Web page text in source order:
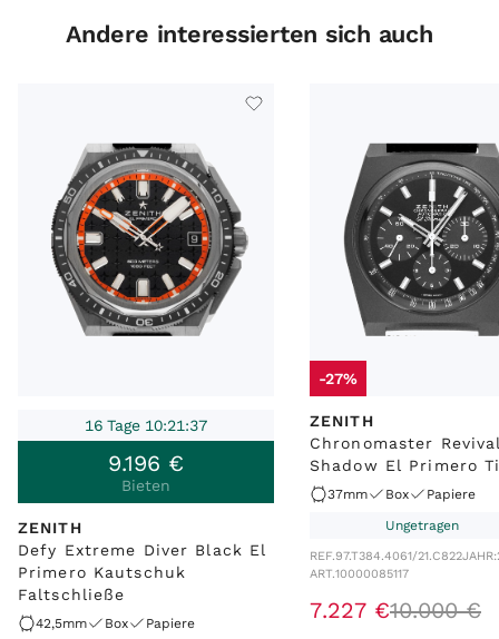
Andere interessierten sich auch
16 Tage 10:21:37
9.196 €
Bieten
ZENITH
Defy Extreme Diver Black El
Primero Kautschuk
Faltschließe
42,5mm Box
Papiere
-27%
ZENITH
Chronomaster
Shadow El Primero
37mm Box
Papiere
Ungetragen
REF.97.T384.4061/21.C822JAHR:
ART.10000085117
7.227 €10.000 €